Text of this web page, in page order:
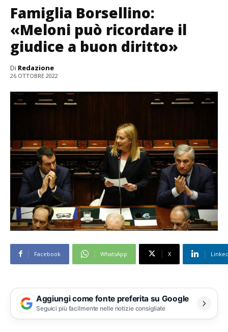
Famiglia Borsellino:
«Meloni può ricordare il
giudice a buon diritto»
Di Redazione
26 OTTOBRE 2022
Facebook WhatsApp X
Aggiungi come fonte preferita su Google
Seguici più facilmente nelle notizie consigliate